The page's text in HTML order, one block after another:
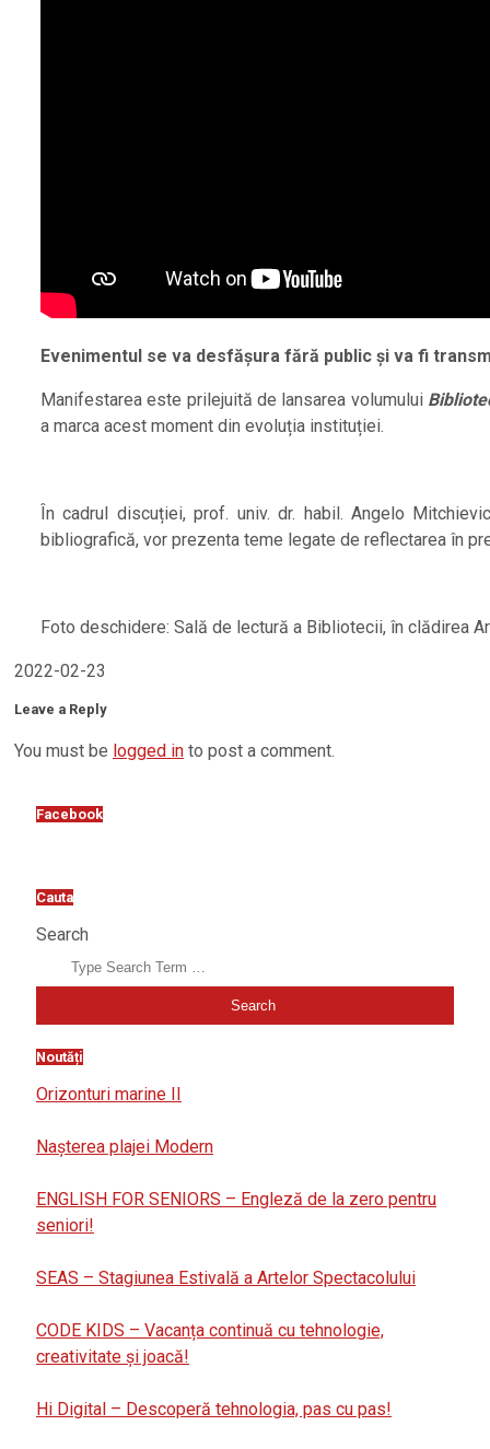
Evenimentul se va desfășura fără public și va fi
Manifestarea este prilejuită de lansarea volumului
a marca acest moment din evoluția instituției.
În cadrul discuției, prof. univ. dr. habil. Angelo
bibliografică, vor prezenta teme legate de reflectarea în
Foto deschidere: Sală de lectură a Bibliotecii, în clădirea
2022-02-23
Leave a Reply
You must be logged in to post a comment.
Facebook
Cauta
Search
Noutăți
Orizonturi marine II
Nașterea plajei Modern
ENGLISH FOR SENIORS – Engleză de la zero pentru
seniori!
SEAS – Stagiunea Estivală a Artelor Spectacolului
CODE KIDS – Vacanța continuă cu tehnologie,
creativitate și joacă!
Hi Digital – Descoperă tehnologia, pas cu pas!